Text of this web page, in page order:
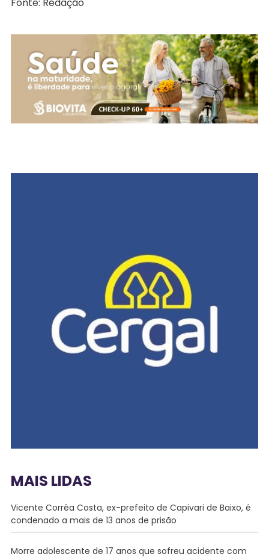
Fonte: Redação
MAIS LIDAS
Vicente Corrêa Costa, ex-prefeito de Capivari de Baixo, é
condenado a mais de 13 anos de prisão
Morre adolescente de 17 anos que sofreu acidente com